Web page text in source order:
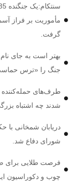
مأموریت بر فراز
گرفت.
بهتر است به جای
جنگ را «ترس
طرف‌های حمله‌کننده
شدند چه اشتباه
دریابان شمخانی با
شورای دفاع شد.
فرصت طلایی برای
چوب و دکوراسیون